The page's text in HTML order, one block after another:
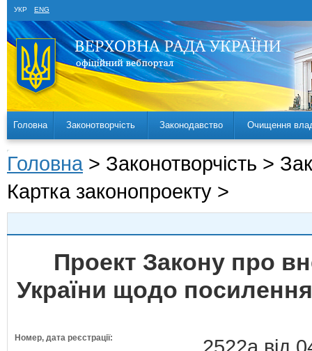
УКР ENG
Головна Законотворчість Законодавство Очищення
Головна > Законотворчість >
Картка законопроекту >
Проект Закону про
України щодо посилення
Номер, дата реєстрації: